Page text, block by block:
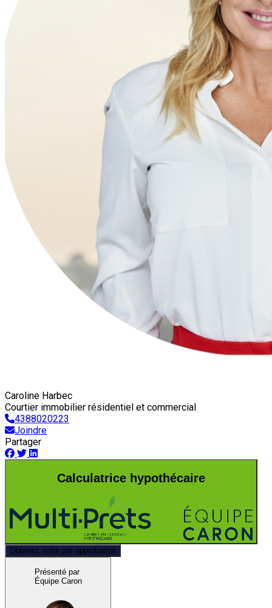
Caroline Harbec
Courtier immobilier résidentiel et commercial
4388020223
Joindre
Partager
Calculatrice hypothécaire
Obtenez votre pré-approbation
Présenté par
Équipe Caron